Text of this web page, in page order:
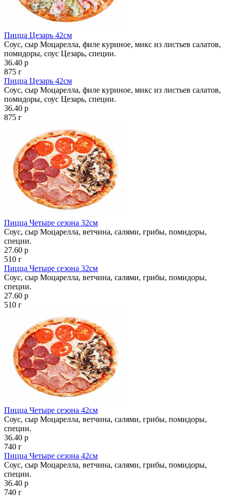
Пицца Цезарь 42см
Соус, сыр Моцарелла, филе куриное, микс из листьев салатов,
помидоры, соус Цезарь, специи.
36.40 р
875 г
Пицца Цезарь 42см
Соус, сыр Моцарелла, филе куриное, микс из листьев салатов,
помидоры, соус Цезарь, специи.
36.40 р
875 г
Пицца Четыре сезона 32см
Соус, сыр Моцарелла, ветчина, салями, грибы, помидоры,
специи.
27.60 р
510 г
Пицца Четыре сезона 32см
Соус, сыр Моцарелла, ветчина, салями, грибы, помидоры,
специи.
27.60 р
510 г
Пицца Четыре сезона 42см
Соус, сыр Моцарелла, ветчина, салями, грибы, помидоры,
специи.
36.40 р
740 г
Пицца Четыре сезона 42см
Соус, сыр Моцарелла, ветчина, салями, грибы, помидоры,
специи.
36.40 р
740 г